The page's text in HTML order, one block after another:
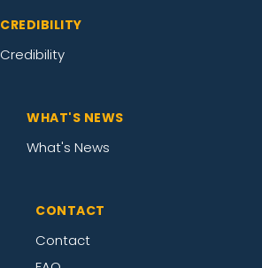
CREDIBILITY
Credibility
WHAT'S NEWS
What's News
CONTACT
Contact